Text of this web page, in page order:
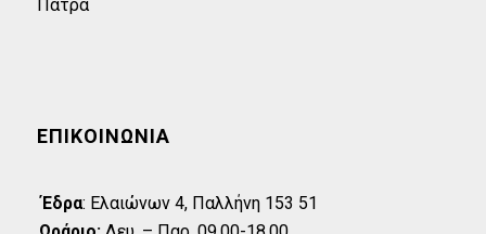
Πάτρα
ΕΠΙΚΟΙΝΩΝΊΑ
Έδρα: Eλαιώνων 4, Παλλήνη 153 51